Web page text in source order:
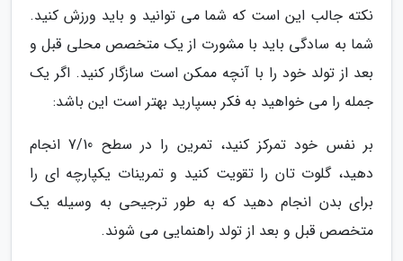
نکته جالب این است که شما می توانید و باید ورزش کنید.
شما به سادگی باید با مشورت از یک متخصص محلی قبل و
بعد از تولد خود را با آنچه ممکن است سازگار کنید. اگر یک
جمله را می خواهید به فکر بسپارید بهتر است این باشد:
بر نفس خود تمرکز کنید، تمرین را در سطح 7/10 انجام
دهید، گلوت تان را تقویت کنید و تمرینات یکپارچه ای را
برای بدن انجام دهید که به طور ترجیحی به وسیله یک
متخصص قبل و بعد از تولد راهنمایی می شوند.